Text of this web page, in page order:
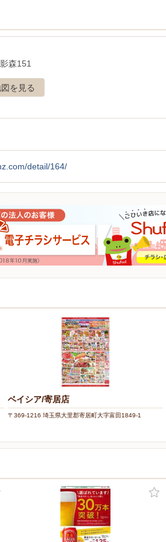
森151
を見る
detail/164/
ベイシア/寄居店
〒369-1216 埼玉県大里郡寄居町大字富田1849-1